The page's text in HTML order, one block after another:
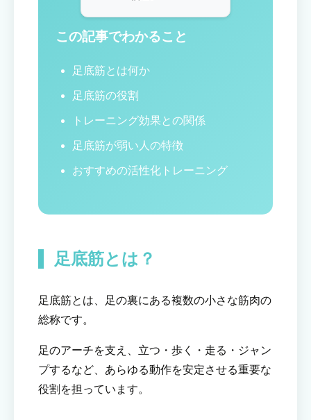
この記事でわかること
足底筋とは何か
足底筋の役割
トレーニング効果との関係
足底筋が弱い人の特徴
おすすめの活性化トレーニング
足底筋とは？
足底筋とは、足の裏にある複数の小さな筋肉の
総称です。
足のアーチを支え、立つ・歩く・走る・ジャン
プするなど、あらゆる動作を安定させる重要な
役割を担っています。